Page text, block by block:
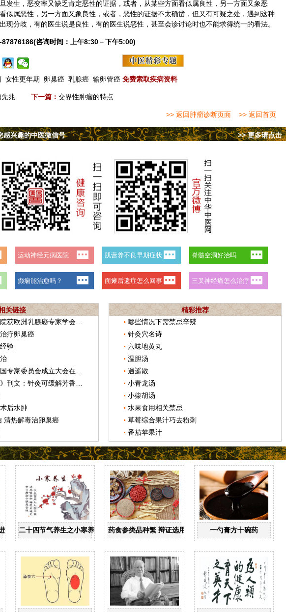
发生，恶变率又缺乏肯定恶性的证据，或者，从某些方面看似属良性，另一方面又象恶
似属恶性，另一方面又象良性，或者，恶性的证据不太确凿，但又有可疑之处，遇到这种
现分歧，有的医生说是良性，有的医生说恶性，甚至会诊讨论时也不能求得统一的看法。
咨询时间：上午8:30－下午5:00)
女性更年期 卵巢癌 乳腺癌 输卵管癌 免费索取疾病资料
先兆 下一篇： 交界性肿瘤的特点
>> 返回肿瘤诊断页面 >> 返回首页
>> 更多请点击
感兴趣的中医微信号
关链接
疗卵巢癌
验
后水肿
清热解毒治卵巢癌
精彩推荐
哪些情况下需禁忌辛辣
针灸穴名诗
六味地黄丸
温胆汤
逍遥散
小青龙汤
小柴胡汤
水果食用相关禁忌
草莓综合果汁巧去粉刺
番茄苹果汁
补，动静结合
二十四节气养生之小寒养生 药食参类品种繁 辩证选用才安全 一勺膏方十碗药